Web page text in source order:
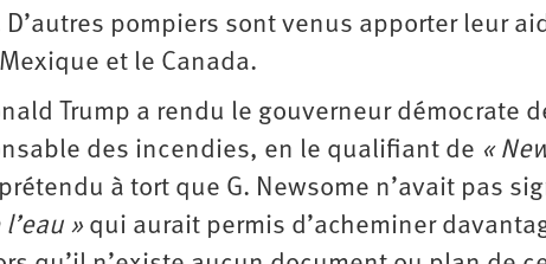
pompiers sont venus apporter leur
et le Canada.
Trump a rendu le gouverneur démocrate
des incendies, en le qualifiant de «
à tort que G. Newsome n’avait pas
» qui aurait permis d’acheminer